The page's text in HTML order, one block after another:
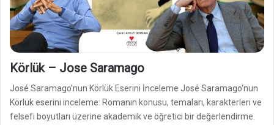
Körlük – Jose Saramago
José Saramago’nun Körlük Eserini İnceleme José Saramago‘nun
Körlük eserini inceleme: Romanın konusu, temaları, karakterleri ve
felsefi boyutları üzerine akademik ve öğretici bir değerlendirme.